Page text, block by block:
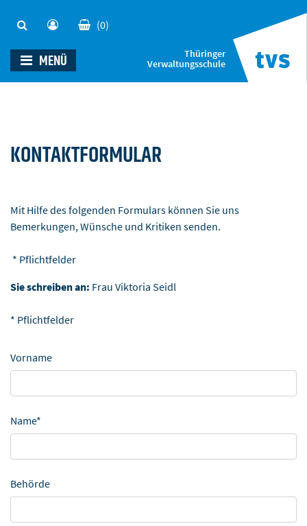
Thüringer
Verwaltungsschule
(0)
MENÜ
KONTAKTFORMULAR
Mit Hilfe des folgenden Formulars können Sie uns
Bemerkungen, Wünsche und Kritiken senden.
* Pflichtfelder
Sie schreiben an: Frau Viktoria Seidl
* Pflichtfelder
Vorname
Name*
Behörde